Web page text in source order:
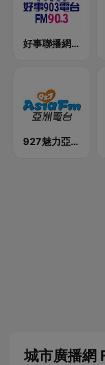
好事聯播網 Best Radio FM90.3
927魅力亞洲 Asia FM 亞洲電台
城市廣播網